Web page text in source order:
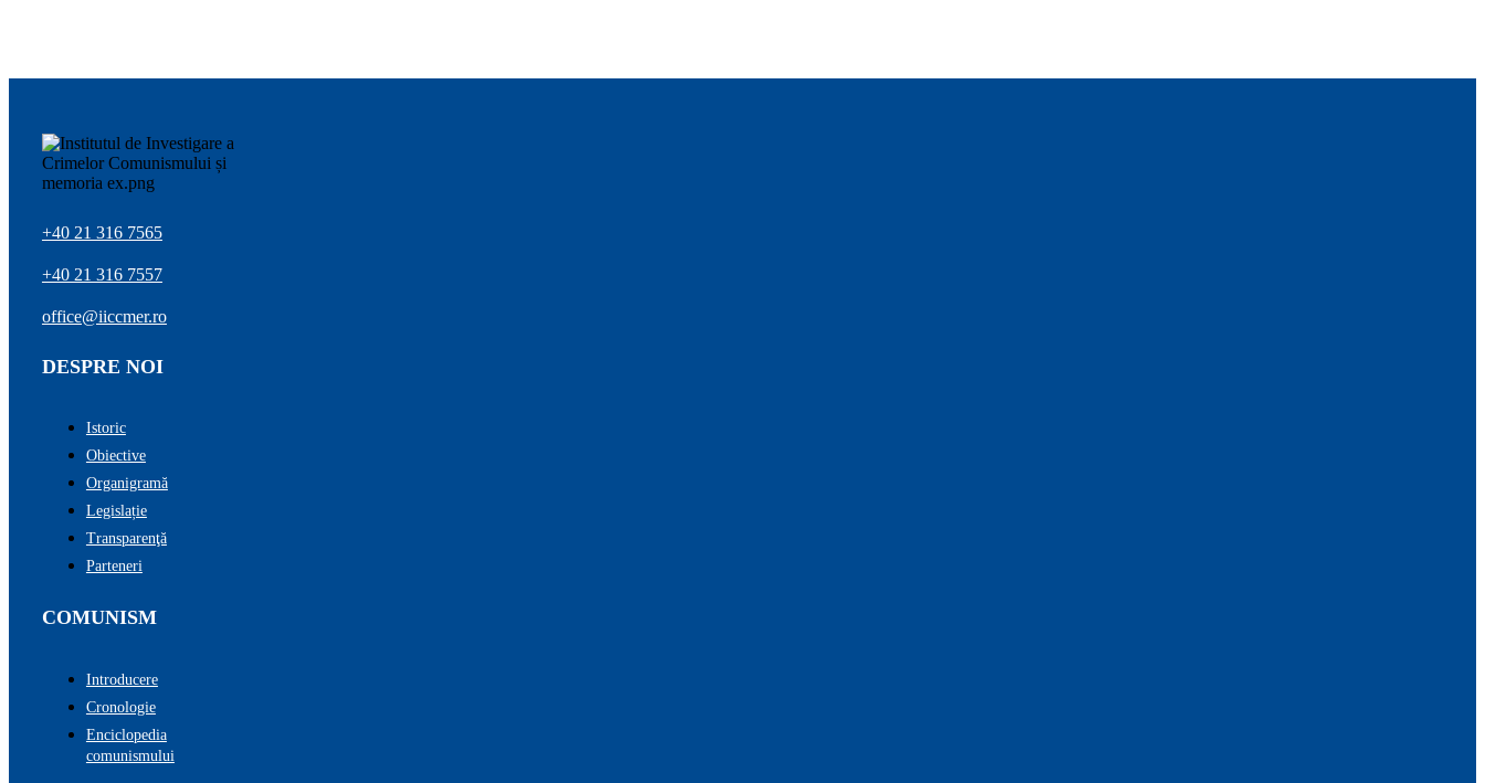
+40 21 316 7565
+40 21 316 7557
office@iiccmer.ro
DESPRE NOI
Istoric
Obiective
Organigramă
Legislație
Transparenţă
Parteneri
COMUNISM
Introducere
Cronologie
Enciclopedia
comunismului